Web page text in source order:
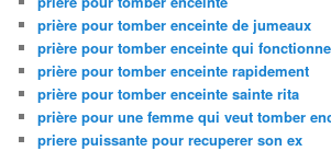
prière pour tomber enceinte de jumeaux
prière pour tomber enceinte qui fonctionne
prière pour tomber enceinte rapidement
prière pour tomber enceinte sainte rita
prière pour une femme qui veut tomber
priere puissante pour recuperer son ex